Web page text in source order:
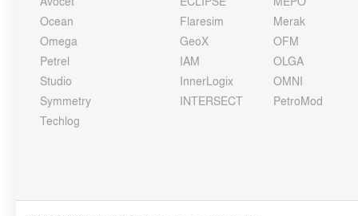
Ocean
Omega
Petrel
Studio
Symmetry
Techlog
Flaresim
GeoX
IAM
InnerLogix
INTERSECT
Merak
OFM
OLGA
OMNI
PetroMod